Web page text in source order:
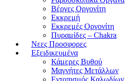
Βέργες Οργονίτη
Εκκρεμή
Εκκρεμές Οργονίτη
Πυραμίδες – Chakra
Νεες Προσφορες
Εξειδικευμένα
Κάμερες Βυθού
Μαγνήτες Μετάλλων
Εντοπισμός Καλωδίων